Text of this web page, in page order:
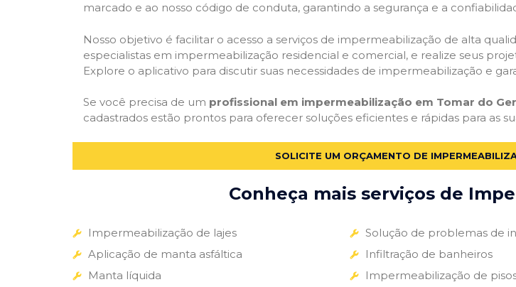
marcado e ao nosso código de conduta, garantindo a segurança e a
Nosso objetivo é facilitar o acesso a serviços de impermeabilização de alta
especialistas em impermeabilização residencial e comercial, e realize seus
Explore o aplicativo para discutir suas necessidades de impermeabilização e
Se você precisa de um profissional em impermeabilização em Tomar do
cadastrados estão prontos para oferecer soluções eficientes e rápidas para as
SOLICITE UM ORÇAMENTO DE
Conheça mais serviços de
Impermeabilização de lajes
Aplicação de manta asfáltica
Manta líquida
Solução de problemas de
Infiltração de banheiros
Impermeabilização de